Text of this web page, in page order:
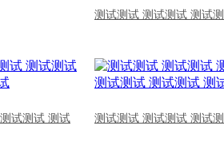
测试测试 测试测试 测试
试测试 测试 测试测试 测试测试 测试